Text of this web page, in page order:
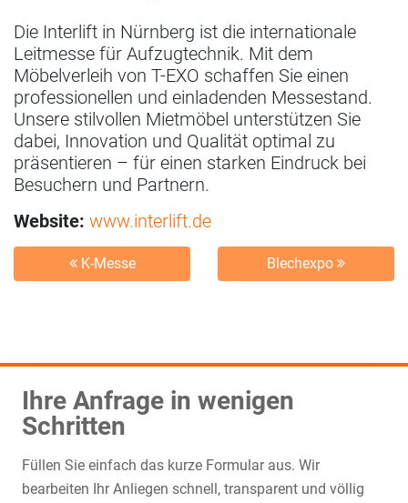
Die Interlift in Nürnberg ist die internationale
Leitmesse für Aufzugtechnik. Mit dem
Möbelverleih von T-EXO schaffen Sie einen
professionellen und einladenden Messestand.
Unsere stilvollen Mietmöbel unterstützen Sie
dabei, Innovation und Qualität optimal zu
präsentieren – für einen starken Eindruck bei
Besuchern und Partnern.
Website: www.interlift.de
K-Messe Blechexpo
Ihre Anfrage in wenigen
Schritten
Füllen Sie einfach das kurze Formular aus. Wir
bearbeiten Ihr Anliegen schnell, transparent und völlig